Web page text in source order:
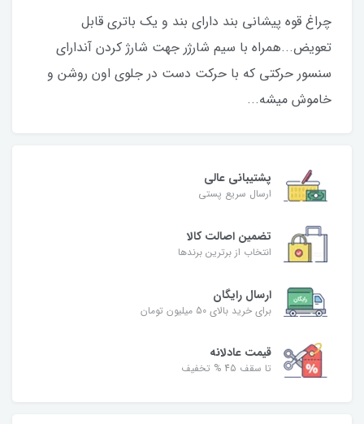
چراغ قوه پیشانی بند دارای بند و یک باتری قابل
تعویض...همراه با سیم شارژر جهت شارژ کردن آندارای
سنسور حرکتی که با حرکت دست در جلوی اون روشن و
خاموش میشه...
پشتیبانی عالی
ارسال سریع پستی
تضمین اصالت کالا
انتخاب از برترین برندها
ارسال رایگان
برای خرید بالای 50 میلیون تومان
قیمت عادلانه
تا سقف 45 % تخفیف